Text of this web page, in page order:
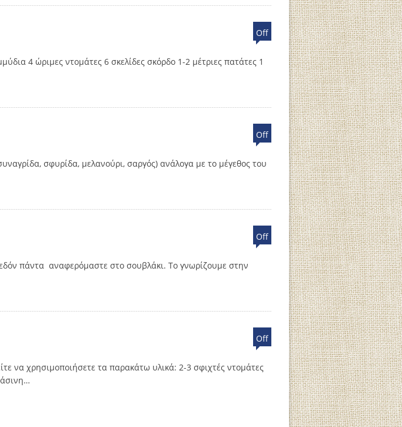
Off
4 ώριμες ντομάτες 6 σκελίδες σκόρδο 1-2 μέτριες πατάτες 1
Off
σφυρίδα, μελανούρι, σαργός) ανάλογα με το μέγεθος του
Off
πάντα αναφερόμαστε στο σουβλάκι. Το γνωρίζουμε στην
Off
να χρησιμοποιήσετε τα παρακάτω υλικά: 2-3 σφιχτές ντομάτες